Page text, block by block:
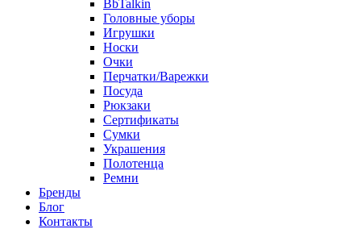
BbTalkin
Головные уборы
Игрушки
Носки
Очки
Перчатки/Варежки
Посуда
Рюкзаки
Сертификаты
Сумки
Украшения
Полотенца
Ремни
Бренды
Блог
Контакты